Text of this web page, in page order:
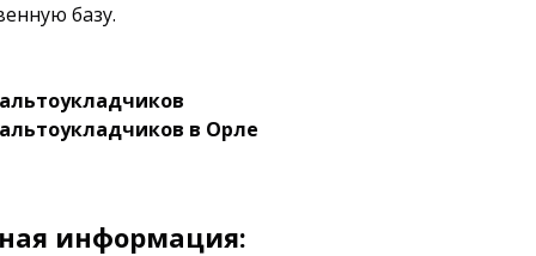
базу.
в Орле
информация: